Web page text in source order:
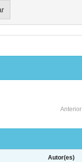
Anterior
Autor(es)